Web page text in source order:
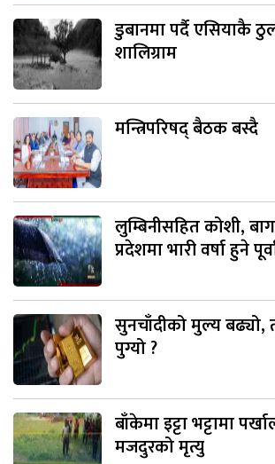
डुबानमा पर्दै एसियाकै
शालिग्राम
मन्त्रिपरिषद् बैठक बस्दै
लुम्बिनीसहित कोशी,
प्रदेशमा भारी वर्षा हुने
सुनचाँदीको मुल्य बढ्यो,
पुग्यो ?
बाँकेमा इट्टा भट्टामा
मजदुरको मृत्यु